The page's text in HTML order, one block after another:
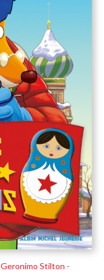
Geronimo Stilton -